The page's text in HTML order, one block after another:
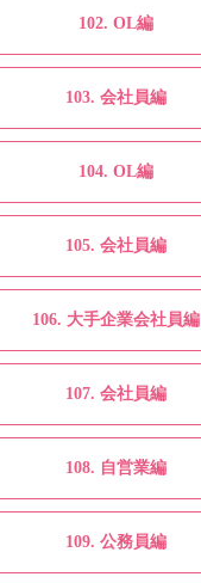
102. OL編
103. 会社員編
104. OL編
105. 会社員編
106. 大手企業会社員編
107. 会社員編
108. 自営業編
109. 公務員編